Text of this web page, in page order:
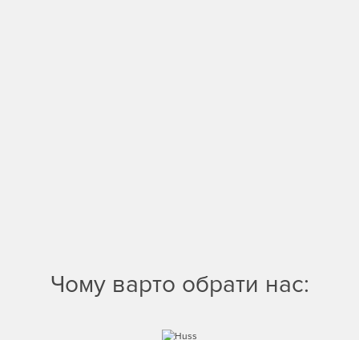
Чому варто обрати нас: